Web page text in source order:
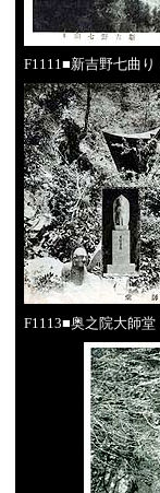
F1111■新吉野七曲り
F1113■奥之院大師堂